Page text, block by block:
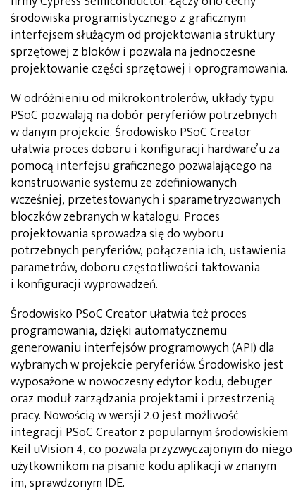
środowiska programistycznego z graficznym
interfejsem służącym od projektowania struktury
sprzętowej z bloków i pozwala na jednoczesne
projektowanie części sprzętowej i oprogramowania.
W odróżnieniu od mikrokontrolerów, układy typu
PSoC pozwalają na dobór peryferiów potrzebnych
w danym projekcie. Środowisko PSoC Creator
ułatwia proces doboru i konfiguracji hardware’u za
pomocą interfejsu graficznego pozwalającego na
konstruowanie systemu ze zdefiniowanych
wcześniej, przetestowanych i sparametryzowanych
bloczków zebranych w katalogu. Proces
projektowania sprowadza się do wyboru
potrzebnych peryferiów, połączenia ich, ustawienia
parametrów, doboru częstotliwości taktowania
i konfiguracji wyprowadzeń.
Środowisko PSoC Creator ułatwia też proces
programowania, dzięki automatycznemu
generowaniu interfejsów programowych (API) dla
wybranych w projekcie peryferiów. Środowisko jest
wyposażone w nowoczesny edytor kodu, debuger
oraz moduł zarządzania projektami i przestrzenią
pracy. Nowością w wersji 2.0 jest możliwość
integracji PSoC Creator z popularnym środowiskiem
Keil uVision 4, co pozwala przyzwyczajonym do niego
użytkownikom na pisanie kodu aplikacji w znanym
im, sprawdzonym IDE.